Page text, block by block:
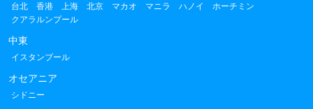
台北
香港 上海 北京 マカオ マニラ ハノイ
ホーチミン
クアラルンプール
中東
イスタンブール
オセアニア
シドニー